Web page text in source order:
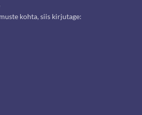
kohta, siis kirjutage: